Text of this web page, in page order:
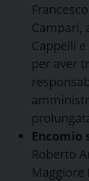
Campari,
Cappelli e
per aver
Encomio
Roberto
Maggiore